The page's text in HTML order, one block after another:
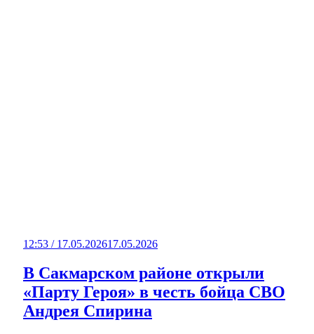
12:53 / 17.05.202617.05.2026
В Сакмарском районе открыли
«Парту Героя» в честь бойца СВО
Андрея Спирина